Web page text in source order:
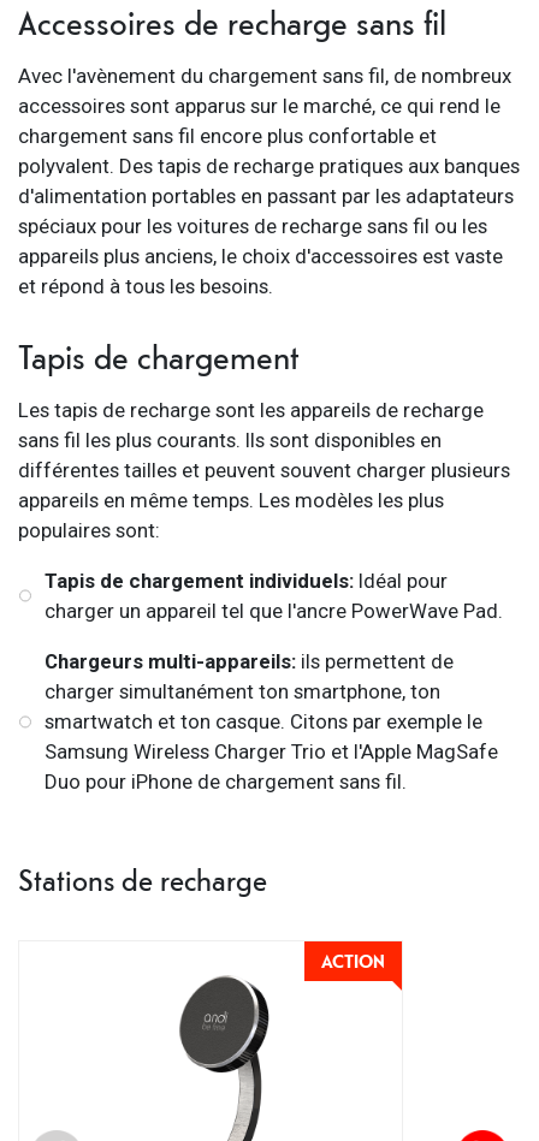
Accessoires de recharge sans fil
Avec l'avènement du chargement sans fil, de nombreux
accessoires sont apparus sur le marché, ce qui rend le
chargement sans fil encore plus confortable et
polyvalent. Des tapis de recharge pratiques aux banques
d'alimentation portables en passant par les adaptateurs
spéciaux pour les voitures de recharge sans fil ou les
appareils plus anciens, le choix d'accessoires est vaste
et répond à tous les besoins.
Tapis de chargement
Les tapis de recharge sont les appareils de recharge
sans fil les plus courants. Ils sont disponibles en
différentes tailles et peuvent souvent charger plusieurs
appareils en même temps. Les modèles les plus
populaires sont:
Tapis de chargement individuels: Idéal pour
charger un appareil tel que l'ancre PowerWave Pad.
Chargeurs multi-appareils: ils permettent de
charger simultanément ton smartphone, ton
smartwatch et ton casque. Citons par exemple le
Samsung Wireless Charger Trio et l'Apple MagSafe
Duo pour iPhone de chargement sans fil.
Stations de recharge
ACTION